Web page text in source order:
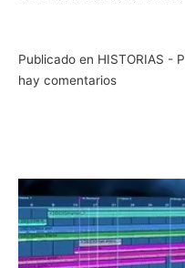
Publicado en HISTORIAS -
hay comentariosen